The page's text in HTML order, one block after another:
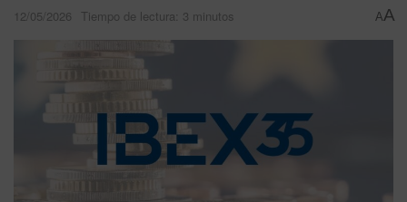
12/05/2026 Tiempo de lectura: 3 minutos AA